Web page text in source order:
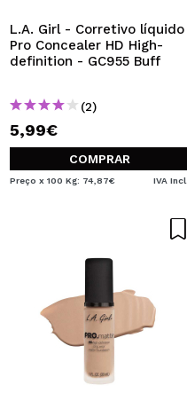
L.A. Girl - Corretivo líquido
Pro Concealer HD High-
definition - GC955 Buff
(2)
5,99€
COMPRAR
Preço x 100 Kg: 74,87€ IVA Incl.